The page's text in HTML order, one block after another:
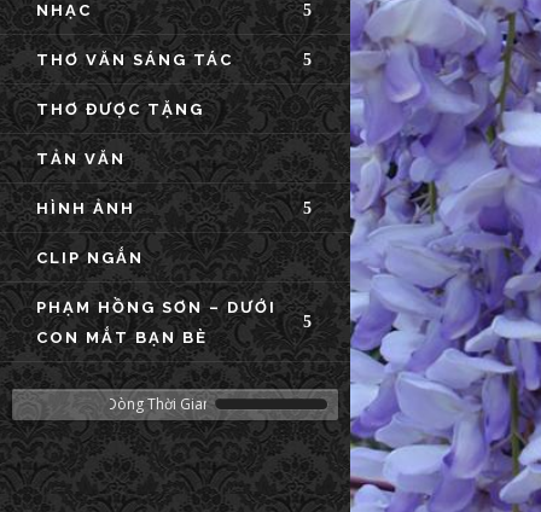
NHẠC
THƠ VĂN SÁNG TÁC
THƠ ĐƯỢC TẶNG
TẢN VĂN
HÌNH ẢNH
CLIP NGẮN
PHẠM HỒNG SƠN – DƯỚI
CON MẮT BẠN BÈ
Nhóm Dòng Thời Gian